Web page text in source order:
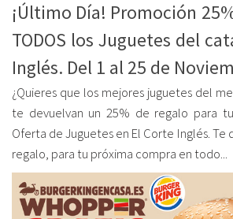
¡Último Día! Promoción
TODOS los Juguetes del
Inglés. Del 1 al 25 de
¿Quieres que los mejores juguetes del
te devuelvan un 25% de regalo para
Oferta de Juguetes en El Corte Inglés. Te
regalo, para tu próxima compra en todo...